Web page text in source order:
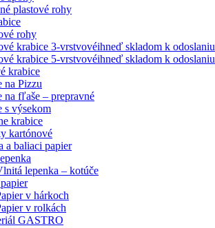
plastové rohy
rohy
krabice 3-vrstvovéihneď skladom k odoslaniu
krabice 5-vrstvovéihneď skladom k odoslaniu
krabice
na Pizzu
na fľaše – prepravné
s výsekom
krabice
kartónové
a baliaci papier
lepenka – kotúče
v hárkoch
v rolkách
GASTRO